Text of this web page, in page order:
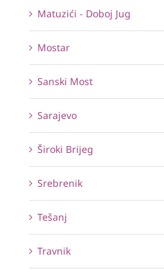
Matuzići - Doboj Jug
Mostar
Sanski Most
Sarajevo
Široki Brijeg
Srebrenik
Tešanj
Travnik